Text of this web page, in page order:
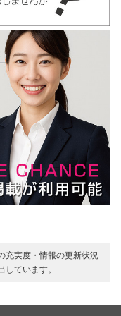
充実度・情報の更新状況
ています。